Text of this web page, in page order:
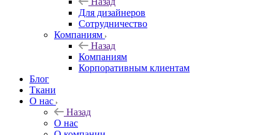
Для дизайнеров
Сотрудничество
Компаниям
Назад
Компаниям
Корпоративным клиентам
Блог
Ткани
О нас
Назад
О нас